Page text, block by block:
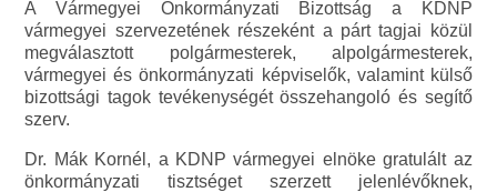
A Vármegyei Önkormányzati Bizottság a KDNP
vármegyei szervezetének részeként a párt tagjai közül
megválasztott polgármesterek, alpolgármesterek,
vármegyei és önkormányzati képviselők, valamint külső
bizottsági tagok tevékenységét összehangoló és segítő
szerv.
Dr. Mák Kornél, a KDNP vármegyei elnöke gratulált az
önkormányzati tisztséget szerzett jelenlévőknek,